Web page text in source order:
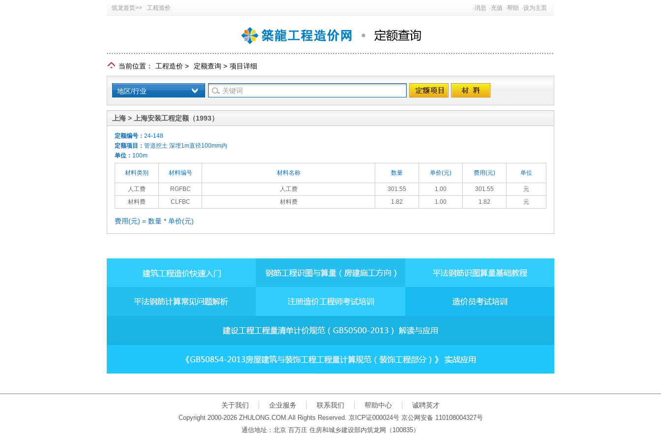
筑龙首页>> 工程造价 ·消息 ·充值 ·帮助 ·设为主页
当前位置： 工程造价 > 定额查询 > 项目详细
地区/行业
上海 > 上海安装工程定额（1993）
定额编号： 24-148
定额项目： 管道挖土 深埋1m直径100mm内
单位： 100m
材料类别 材料编号 材料名称 数量 单价(元) 费用(元) 单位
人工费 RGFBC 人工费 301.55 1.00 301.55
元
材料费
CLFBC 材料费 1.82 1.00 1.82 元
费用(元) = 数量 * 单价(元)
关于我们 企业服务 联系我们 帮助中心 诚聘英才
Copyright 2000-2026 ZHULONG.COM.All Rights Reserved. 京ICP证000024号 京公网安备 110108004327号
通信地址：北京 百万庄 住房和城乡建设部内筑龙网
（100835）